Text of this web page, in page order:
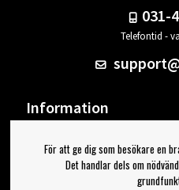
031-
Telefontid -
Information
Om Bengans
FAQ / Köp- & Leveransvillkor
För att ge dig som besökare en
Det handlar dels om